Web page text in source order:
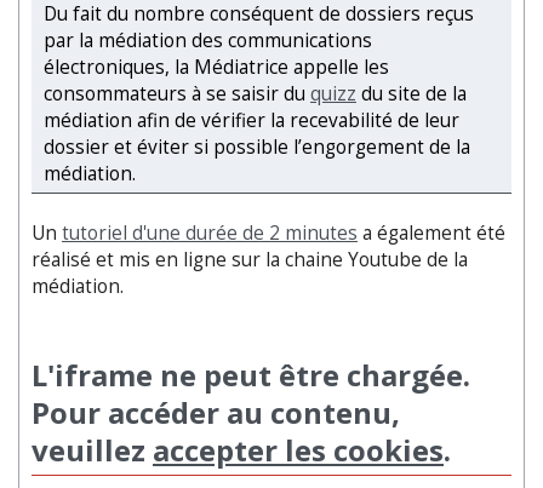
Du fait du nombre conséquent de dossiers reçus
par la médiation des communications
électroniques, la Médiatrice appelle les
consommateurs à se saisir du quizz du site de la
médiation afin de vérifier la recevabilité de leur
dossier et éviter si possible l’engorgement de la
médiation.
Un tutoriel d'une durée de 2 minutes a également été
réalisé et mis en ligne sur la chaine Youtube de la
médiation.
L'iframe ne peut être chargée.
Pour accéder au contenu,
veuillez accepter les cookies.